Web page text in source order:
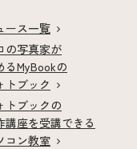
ース一覧
の写真家が
るMyBookの
トブック
トブックの
講座を受講できる
コン教室